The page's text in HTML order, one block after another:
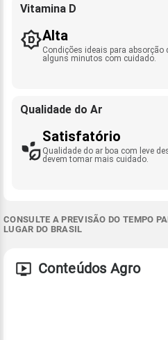
Vitamina D
Alta
Condições ideais para absorção
alguns minutos com cuidado.
Qualidade do Ar
Satisfatório
Qualidade do ar boa com leve
devem tomar mais cuidado.
CONSULTE A PREVISÃO DO TEMPO
LUGAR DO BRASIL
Conteúdos Agro